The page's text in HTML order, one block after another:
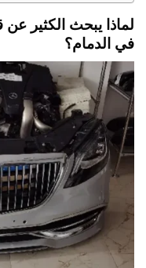
لماذا يبحث الكثير
في الدمام؟